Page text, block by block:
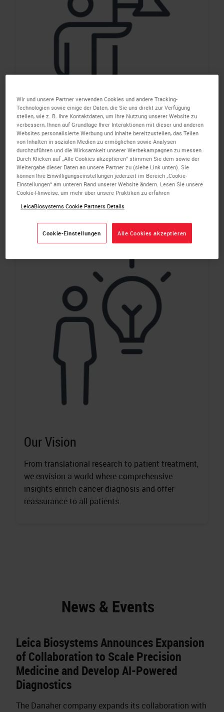
Our Mission
Advancing Cancer Diagnostics, Improving Lives
Our Vision
From translational research to patient treatment,
we envision a world where comprehensive
insights enrich cancer diagnosis and offer
reassurance to all patients.
News & Events
Leica Biosystems Announces Expansion
of Collaboration to Scale Precision
Medicine and Develop AI-Powered
Diagnostics
The Danaher company expands its collaboration with
Wir und unsere Partner verwenden Cookies und andere Tracking-
Technologien sowie einige der Daten, die Sie uns direkt zur Verfügung
stellen, wie z. B. Ihre Kontaktdaten, um Ihre Nutzung unserer Website zu
verbessern, Ihnen auf Grundlage Ihrer Interaktionen mit dieser und anderen
Websites personalisierte Werbung und Inhalte bereitzustellen, das Teilen
von Inhalten in sozialen Medien zu ermöglichen sowie Analysen
durchzuführen und die Wirksamkeit unserer Werbekampagnen zu messen.
Durch Klicken auf „Alle Cookies akzeptieren“ stimmen Sie dem sowie der
Weitergabe dieser Daten an unsere Partner zu (siehe Link unten). Sie
können Ihre Einwilligungseinstellungen jederzeit im Bereich „Cookie-
Einstellungen“ am unteren Rand unserer Website ändern. Lesen Sie unsere
Cookie-Hinweise, um mehr über unsere Praktiken zu erfahren
LeicaBiosystems Cookie Partners Details
Cookie-Einstellungen Alle Cookies akzeptieren